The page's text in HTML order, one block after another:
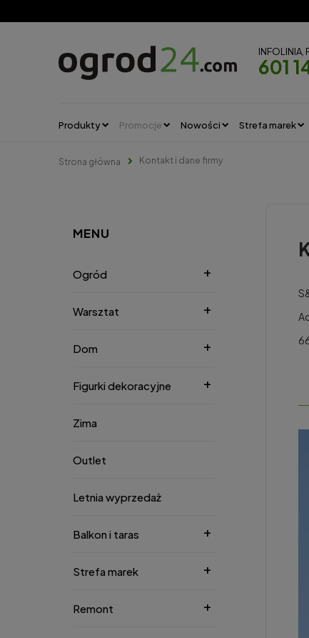
601
Produkty Promocje Nowości Strefa marek
Strona główna Kontakt i dane firmy
MENU
Ogród
Warsztat
Dom
Figurki dekoracyjne
Zima
Outlet
Letnia wyprzedaż
Balkon i taras
Strefa marek
Remont